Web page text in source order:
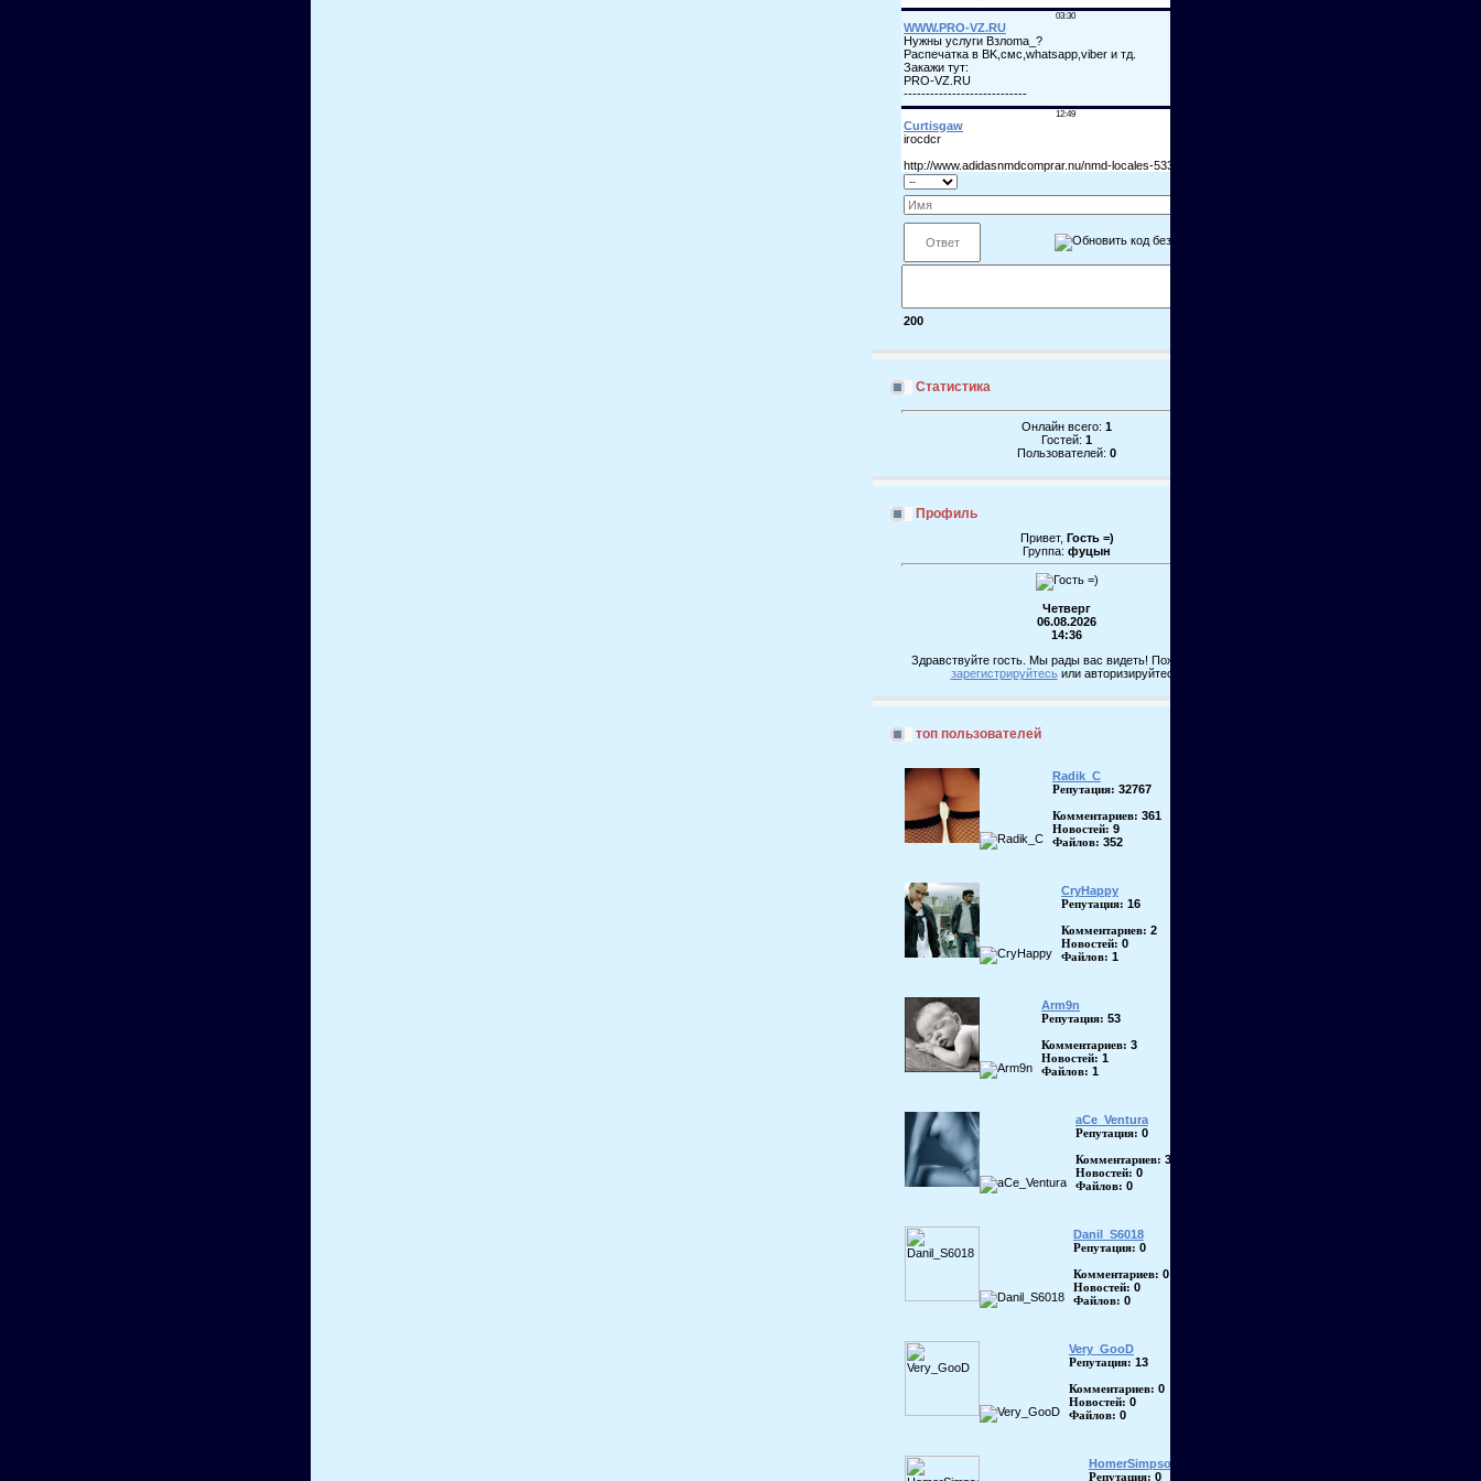
200
Статистика
Онлайн всего: 1
Гостей: 1
Пользователей: 0
Профиль
Привет, Гость =)
Группа: фуцын
Четверг
06.08.2026
14:36
Здравствуйте гость. Мы рады вас видеть! Пожалуйста,
зарегистрируйтесьили авторизируйтесь!
топ пользователей
Radik_C
Репутация: 32767
Комментариев: 361
Новостей: 9
Файлов: 352
CryHappy
Репутация: 16
Комментариев: 2
Новостей: 0
Файлов: 1
Arm9n
Репутация: 53
Комментариев: 3
Новостей: 1
Файлов: 1
aCe_Ventura
Репутация: 0
Комментариев: 3
Новостей: 0
Файлов: 0
Danil_S6018
Репутация: 0
Комментариев: 0
Новостей: 0
Файлов: 0
Very_GooD
Репутация: 13
Комментариев: 0
Новостей: 0
Файлов: 0
HomerSimpson
Репутация: 0